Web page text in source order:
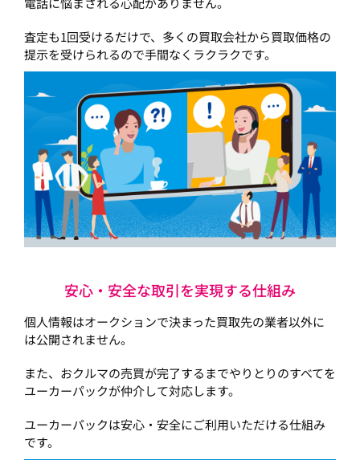
査定も1回受けるだけで、多くの買取会社から買取価格の
提示を受けられるので手間なくラクラクです。
安心・安全な取引を実現する仕組み
個人情報はオークションで決まった買取先の業者以外に
は公開されません。
また、おクルマの売買が完了するまでやりとりのすべてを
ユーカーパックが仲介して対応します。
ユーカーパックは安心・安全にご利用いただける仕組み
です。